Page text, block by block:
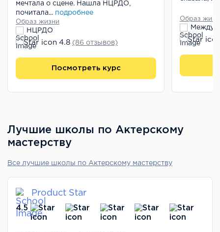
мечтала о сцене. Нашла НЦРДО,
почитала... подробнее
Образ жизни
НЦРДО
4.8 (86 отзывов)
Посмотреть курс
Образ
Лучшие школы по Актерскому
мастерству
Все лучшие школы по Актерскому мастерству
Product Star
4.5